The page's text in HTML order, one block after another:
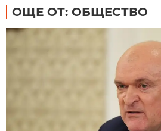
ОЩЕ ОТ: ОБЩЕСТВО